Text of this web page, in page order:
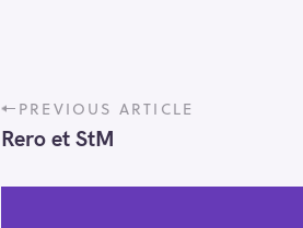
P
o
s
t
PREVIOUS ARTICLE
Rero et StM